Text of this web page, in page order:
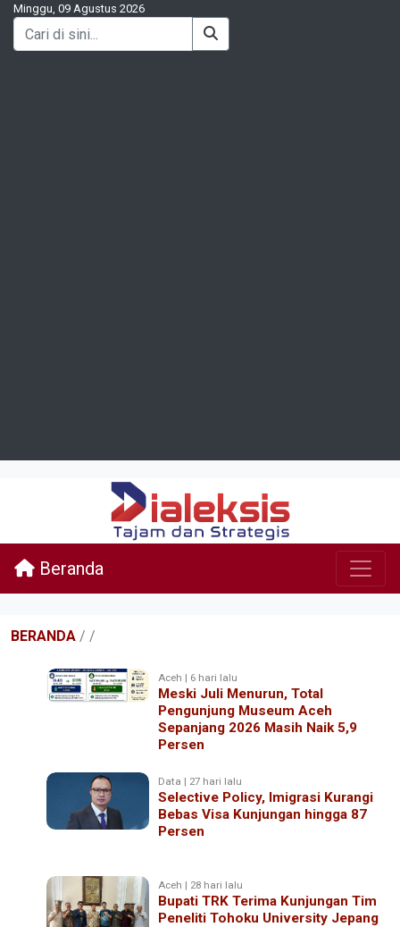
Minggu, 09 Agustus 2026
Beranda
BERANDA / /
Aceh | 6 hari lalu
Meski Juli Menurun, Total
Pengunjung Museum Aceh
Sepanjang 2026 Masih Naik 5,9
Persen
Data | 27 hari lalu
Selective Policy, Imigrasi Kurangi
Bebas Visa Kunjungan hingga 87
Persen
Aceh | 28 hari lalu
Bupati TRK Terima Kunjungan Tim
Peneliti Tohoku University Jepang